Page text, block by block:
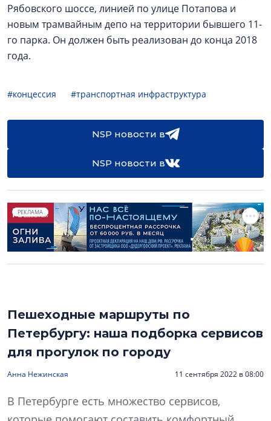
Рябовского шоссе, линией по улице Потапова и
новым трамвайным депо на территории бывшего 11-
го парка. Он должен быть реализован до конца 2018
года.
#концессия #транспортная инфраструктура
NSP новости в
NSP новости в
РЕКЛАМА
Пешеходные маршруты по
Петербургу: наша подборка сервисов
для прогулок по городу
Анна Нежинская 11 сентября 2022 в 08:00
В Петербурге есть множество сервисов,